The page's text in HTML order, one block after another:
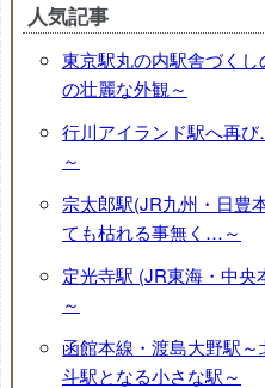
人気記事
東京駅丸の内駅舎づく
の壮麗な外観～
行川アイランド駅へ再
～
宗太郎駅(JR九州・日豊
ても枯れる事無く…～
定光寺駅 (JR東海・中
～
函館本線・渡島大野駅
斗駅となる小さな駅～